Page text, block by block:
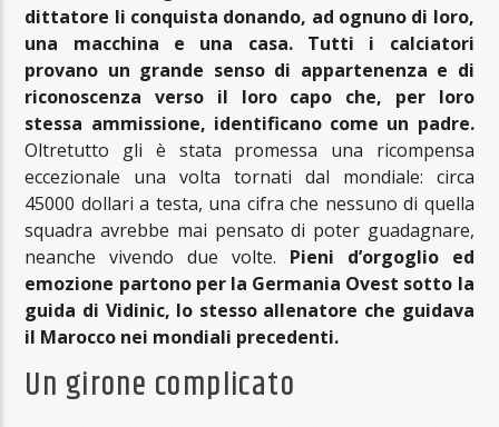
dittatore li conquista donando, ad ognuno di loro,
una macchina e una casa. Tutti i calciatori
provano un grande senso di appartenenza e di
riconoscenza verso il loro capo che, per loro
stessa ammissione, identificano come un padre.
Oltretutto gli è stata promessa una ricompensa
eccezionale una volta tornati dal mondiale: circa
45000 dollari a testa, una cifra che nessuno di quella
squadra avrebbe mai pensato di poter guadagnare,
neanche vivendo due volte. Pieni d’orgoglio ed
emozione partono per la Germania Ovest sotto la
guida di Vidinic, lo stesso allenatore che guidava
il Marocco nei mondiali precedenti.
Un girone complicato